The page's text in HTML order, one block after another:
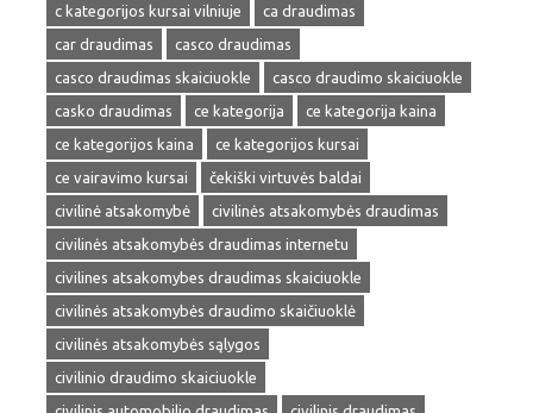
c kategorijos kursai vilniuje
ca draudimas
car draudimas
casco draudimas
casco draudimas skaiciuokle
casco draudimo skaiciuokle
casko draudimas
ce kategorija
ce kategorija kaina
ce kategorijos kaina
ce kategorijos kursai
ce vairavimo kursai
čekiški virtuvės baldai
civilinė atsakomybė
civilinės atsakomybės draudimas
civilinės atsakomybės draudimas internetu
civilines atsakomybes draudimas skaiciuokle
civilinės atsakomybės draudimo skaičiuoklė
civilinės atsakomybės sąlygos
civilinio draudimo skaiciuokle